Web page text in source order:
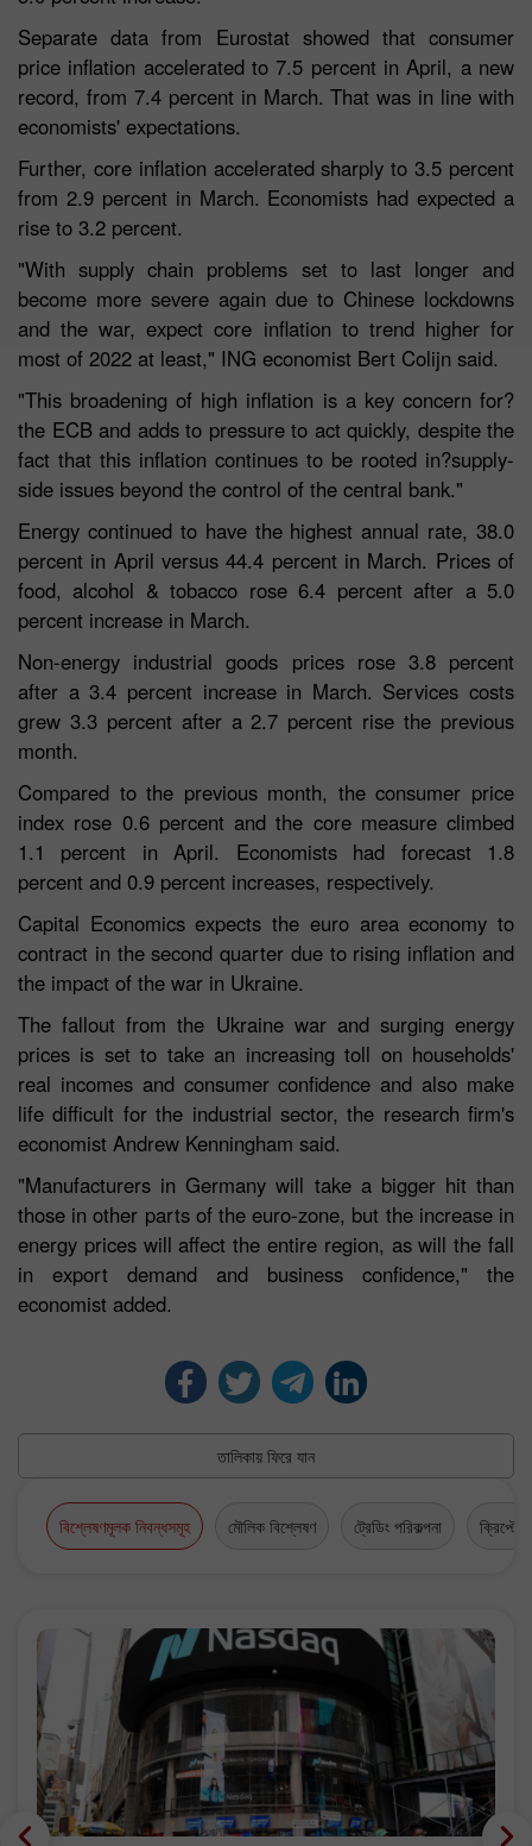
Separate data from Eurostat showed that consumer
price inflation accelerated to 7.5 percent in April, a new
record, from 7.4 percent in March. That was in line with
economists' expectations.
Further, core inflation accelerated sharply to 3.5 percent
from 2.9 percent in March. Economists had expected a
rise to 3.2 percent.
"With supply chain problems set to last longer and
become more severe again due to Chinese lockdowns
and the war, expect core inflation to trend higher for
most of 2022 at least," ING economist Bert Colijn said.
"This broadening of high inflation is a key concern for?
the ECB and adds to pressure to act quickly, despite the
fact that this inflation continues to be rooted in?supply-
side issues beyond the control of the central bank."
Energy continued to have the highest annual rate, 38.0
percent in April versus 44.4 percent in March. Prices of
food, alcohol & tobacco rose 6.4 percent after a 5.0
percent increase in March.
Non-energy industrial goods prices rose 3.8 percent
after a 3.4 percent increase in March. Services costs
grew 3.3 percent after a 2.7 percent rise the previous
month.
Compared to the previous month, the consumer price
index rose 0.6 percent and the core measure climbed
1.1 percent in April. Economists had forecast 1.8
percent and 0.9 percent increases, respectively.
Capital Economics expects the euro area economy to
contract in the second quarter due to rising inflation and
the impact of the war in Ukraine.
The fallout from the Ukraine war and surging energy
prices is set to take an increasing toll on households'
real incomes and consumer confidence and also make
life difficult for the industrial sector, the research firm's
economist Andrew Kenningham said.
"Manufacturers in Germany will take a bigger hit than
those in other parts of the euro-zone, but the increase in
energy prices will affect the entire region, as will the fall
in export demand and business confidence," the
economist added.
তালিকায় ফিরে যান
বিশ্লেষণমূলক নিবন্ধসমূহ মৌলিক বিশ্লেষণ ট্রেডিং পরিকল্পনা